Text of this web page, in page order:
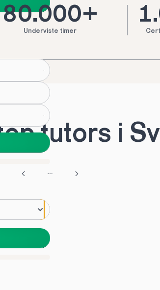
80.000+
Underviste timer
tutors i